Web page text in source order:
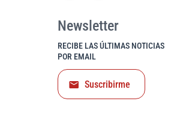
Newsletter
RECIBE LAS ÚLTIMAS NOTICIAS
POR EMAIL
Suscribirme